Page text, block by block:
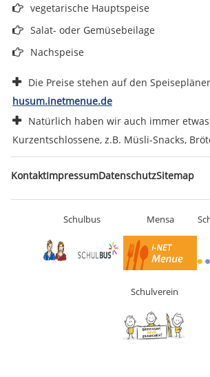
vegetarische Hauptspeise
Salat- oder Gemüsebeilage
Nachspeise
Die Preise stehen auf den
husum.inetmenue.de
Natürlich haben wir auch immer
Kurzentschlossene, z.B. Müsli-Snacks,
überspringen
KontaktImpressumDatenschutzSitemap
Schulbus Mensa
Schulverein